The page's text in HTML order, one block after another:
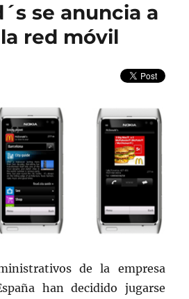
da
voz
a
se anuncia a
red móvil
de la empresa
han decidido jugarse